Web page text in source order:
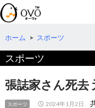
検
索
コ
テ
へ
移
動
ホーム > スポーツ
スポーツ
張誌家さん死去
スポーツ 2024年1月2日